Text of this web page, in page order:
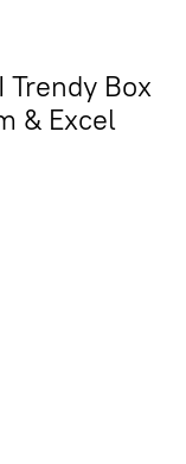
Trendy Box
& Excel